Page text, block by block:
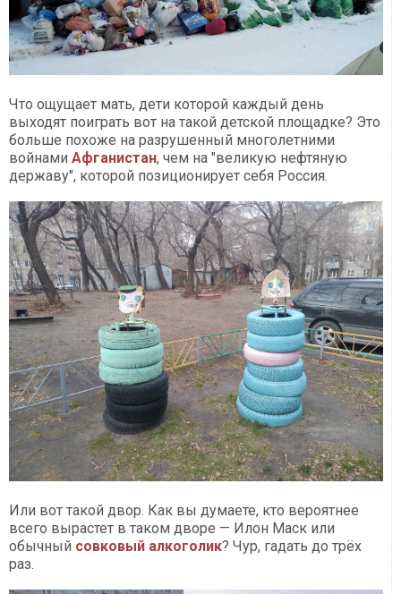
Что ощущает мать, дети которой каждый день
выходят поиграть вот на такой детской площадке? Это
больше похоже на разрушенный многолетними
войнами Афганистан, чем на "великую нефтяную
державу", которой позиционирует себя Россия.
Или вот такой двор. Как вы думаете, кто вероятнее
всего вырастет в таком дворе — Илон Маск или
обычный совковый алкоголик? Чур, гадать до трёх
раз.